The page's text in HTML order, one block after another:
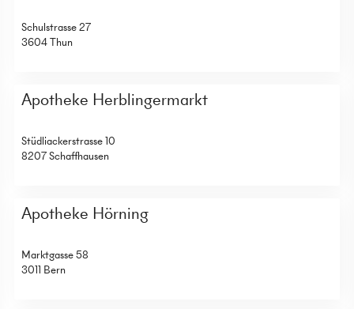
Schulstrasse 27
3604 Thun
Apotheke Herblingermarkt
Stüdliackerstrasse 10
8207 Schaffhausen
Apotheke Hörning
Marktgasse 58
3011 Bern